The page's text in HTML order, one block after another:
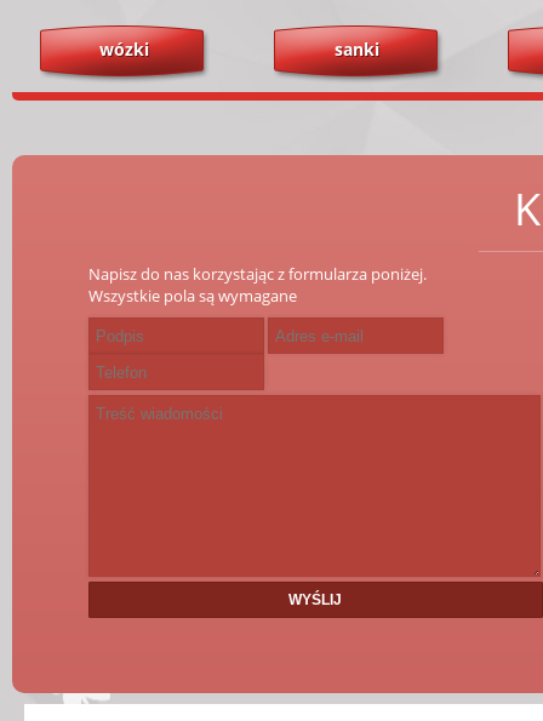
wózki sanki
Napisz do nas korzystając z formularza poniżej.
Wszystkie pola są wymagane